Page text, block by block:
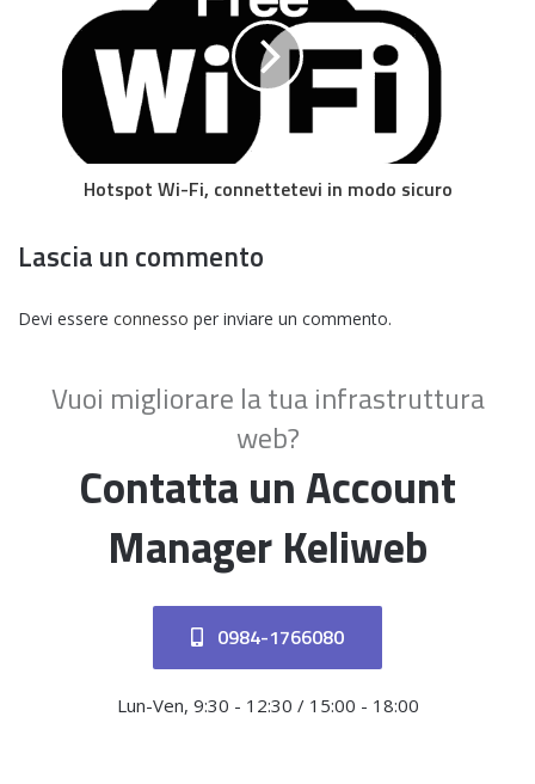
Hotspot Wi-Fi, connettetevi in modo sicuro
Lascia un commento
Devi essere connesso per inviare un commento.
Vuoi migliorare la tua infrastruttura
web?
Contatta un Account
Manager Keliweb
0984-1766080
Lun-Ven, 9:30 - 12:30 / 15:00 - 18:00